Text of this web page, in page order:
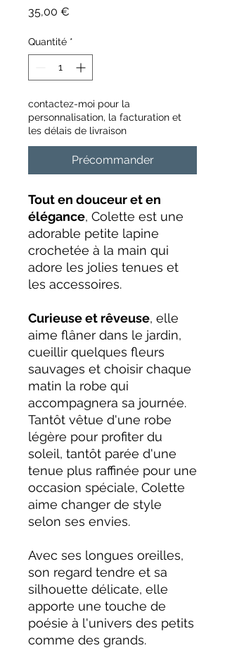
35,00 €
Quantité *
contactez-moi pour la
personnalisation, la facturation et
les délais de livraison
Précommander
Tout en douceur et en
élégance, Colette est une
adorable petite lapine
crochetée à la main qui
adore les jolies tenues et
les accessoires.
Curieuse et rêveuse, elle
aime flâner dans le jardin,
cueillir quelques fleurs
sauvages et choisir chaque
matin la robe qui
accompagnera sa journée.
Tantôt vêtue d'une robe
légère pour profiter du
soleil, tantôt parée d'une
tenue plus raffinée pour une
occasion spéciale, Colette
aime changer de style
selon ses envies.
Avec ses longues oreilles,
son regard tendre et sa
silhouette délicate, elle
apporte une touche de
poésie à l'univers des petits
comme des grands.